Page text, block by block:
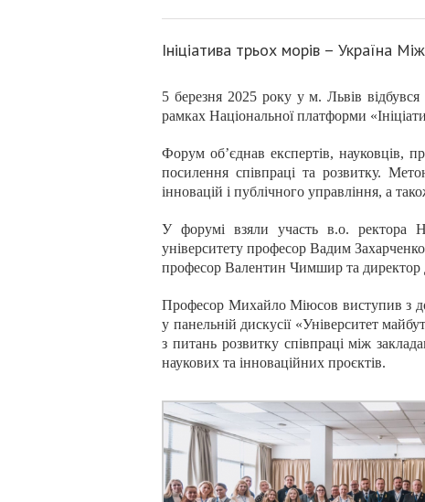
Ініціатива трьох морів – Україна
5 березня 2025 року у м. Львів
рамках Національної платформи
Форум об’єднав експертів, науковців,
посилення співпраці та розвитку.
інновацій і публічного управління, а
У форумі взяли участь в.о. ректора
університету професор Вадим
професор Валентин Чимшир та директор
Професор Михайло Міюсов виступив з
у панельній дискусії «Університет
з питань розвитку співпраці між
наукових та інноваційних проєктів.